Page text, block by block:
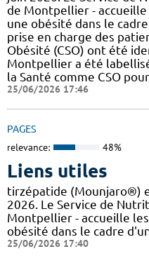
de Montpellier -
une obésité dans le
prise en charge des
Obésité (CSO) ont été
Montpellier a été
la Santé comme CSO
25/06/2026 17:46
PAGES
relevance: 48%
Liens utiles
tirzépatide (Mounjaro®)
2026. Le Service de
Montpellier - accueille
obésité dans le cadre
25/06/2026 17:40